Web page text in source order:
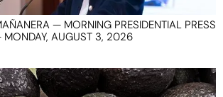
— MORNING PRESIDENTIAL PRESS
MONDAY, AUGUST 3, 2026